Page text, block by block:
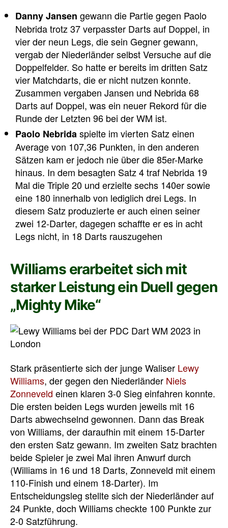
Danny Jansen gewann die Partie gegen Paolo
Nebrida trotz 37 verpasster Darts auf Doppel, in
vier der neun Legs, die sein Gegner gewann,
vergab der Niederländer selbst Versuche auf die
Doppelfelder. So hatte er bereits im dritten Satz
vier Matchdarts, die er nicht nutzen konnte.
Zusammen vergaben Jansen und Nebrida 68
Darts auf Doppel, was ein neuer Rekord für die
Runde der Letzten 96 bei der WM ist.
Paolo Nebridaspielte im vierten Satz einen
Average von 107,36 Punkten, in den anderen
Sätzen kam er jedoch nie über die 85er-Marke
hinaus. In dem besagten Satz 4 traf Nebrida 19
Mal die Triple 20 und erzielte sechs 140er sowie
eine 180 innerhalb von lediglich drei Legs. In
diesem Satz produzierte er auch einen seiner
zwei 12-Darter, dagegen schaffte er es in acht
Legs nicht, in 18 Darts rauszugehen
Williams erarbeitet sich mit
starker Leistung ein Duell gegen
„Mighty Mike“
Stark präsentierte sich der junge Waliser Lewy
Williams, der gegen den Niederländer Niels
Zonneveld einen klaren 3-0 Sieg einfahren konnte.
Die ersten beiden Legs wurden jeweils mit 16
Darts abwechselnd gewonnen. Dann das Break
von Williams, der daraufhin mit einem 15-Darter
den ersten Satz gewann. Im zweiten Satz brachten
beide Spieler je zwei Mal ihren Anwurf durch
(Williams in 16 und 18 Darts, Zonneveld mit einem
110-Finish und einem 18-Darter). Im
Entscheidungsleg stellte sich der Niederländer auf
24 Punkte, doch Williams checkte 100 Punkte zur
2-0 Satzführung.